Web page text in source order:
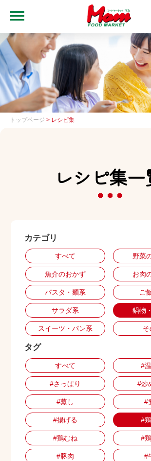
トップ
ブランド・店舗
マムアプリ
マムEdy
出店用地募集
トップページ > レシピ集
レシピ集一
カテゴリ
すべて 野菜
魚介のおかず お肉
パスタ・麺系 ご
サラダ系 鍋物
スイーツ・パン系
タグ
すべて #
#さっぱり #炒
#蒸し #
#揚げる #
#鶏むね #
#豚肉 #